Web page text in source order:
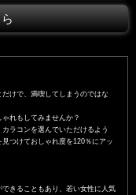
けで、満喫してしまうのではな
れもしてみませんか？
ラコンを選んでいただけるよう
つけておしゃれ度を120％にアッ
きることもあり、若い女性に人気